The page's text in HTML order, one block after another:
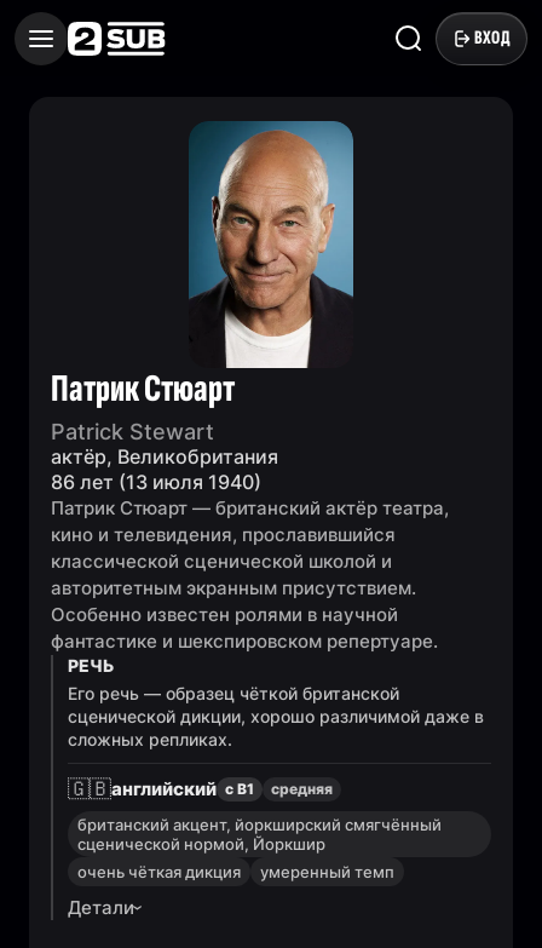
ВХОД
Патрик Стюарт
Patrick Stewart
актёр, Великобритания
86 лет (13 июля 1940)
Патрик Стюарт — британский актёр театра,
кино и телевидения, прославившийся
классической сценической школой и
авторитетным экранным присутствием.
Особенно известен ролями в научной
фантастике и шекспировском репертуаре.
РЕЧЬ
Его речь — образец чёткой британской
сценической дикции, хорошо различимой даже в
сложных репликах.
🇬🇧английский с B1 средняя
британский акцент, йоркширский смягчённый
сценической нормой, Йоркшир
очень чёткая дикция
умеренный темп
Детали